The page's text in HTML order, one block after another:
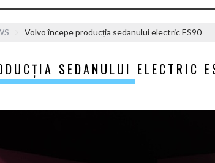
Volvo începe producția sedanului electric ES90
SEDANULUI ELECTRIC